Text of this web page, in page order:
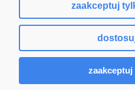
Sklep
zaakceptuj